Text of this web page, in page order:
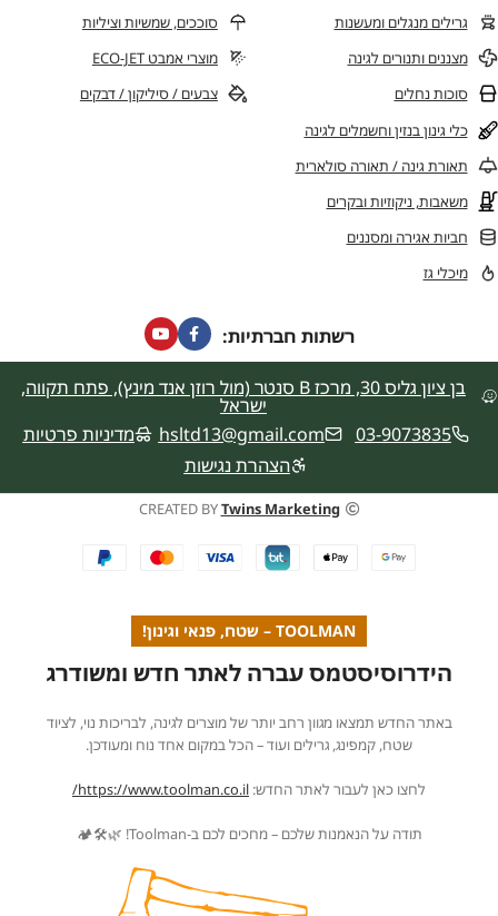
גרילים מנגלים ומעשנות
מצננים ותנורים לגינה
סוכות נחלים
סוככים, שמשיות וציליות
מוצרי אמבט ECO-JET
צבעים / סיליקון / דבקים
כלי גינון בנזין וחשמלים לגינה
תאורת גינה / תאורה סולארית
משאבות, ניקוזיות ובקרים
חביות אגירה ומסננים
מיכלי גז
רשתות חברתיות:
בן ציון גליס 30, מרכז B סנטר (מול רוזן אנד מינץ), פתח תקווה,
ישראל
03-9073835
hsltd13@gmail.com
מדיניות פרטיות
הצהרת נגישות
CREATED BYTwins Marketing
TOOLMAN – שטח, פנאי וגינון!
הידרוסיסטמס עברה לאתר חדש ומשודרג
באתר החדש תמצאו מגוון רחב יותר של מוצרים לגינה, לבריכות נוי, לציוד
שטח, קמפינג, גרילים ועוד – הכל במקום אחד נוח ומעודכן.
לחצו כאן לעבור לאתר החדש: https://www.toolman.co.il/
תודה על הנאמנות שלכם – מחכים לכם ב-Toolman! 🌿🛠️🏕️